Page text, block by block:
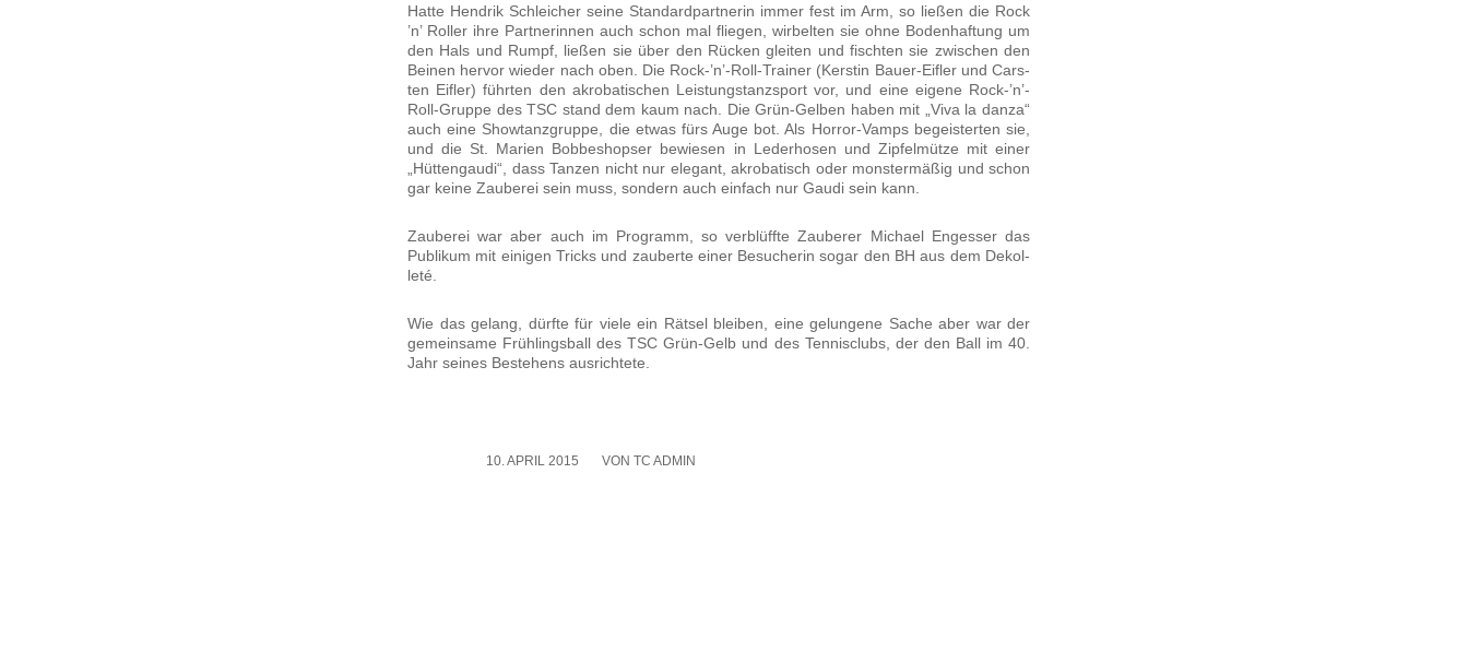
Hat­te Hen­drik Schlei­cher sei­ne Stan­dard­part­ne­rin immer fest im Arm, so lie­ßen die Rock
’n’ Rol­ler ihre Part­ne­rin­nen auch schon mal flie­gen, wir­bel­ten sie ohne Boden­haf­tung um
den Hals und Rumpf, lie­ßen sie über den Rücken glei­ten und fisch­ten sie zwi­schen den
Bei­nen her­vor wie­der nach oben. Die Rock-’n’-Roll-Trainer (Kers­tin Bau­er-Eif­ler und Cars­
ten Eif­ler) führ­ten den akro­ba­ti­schen Leis­tungs­tanz­sport vor, und eine eige­ne Rock-’n’-
Roll-Gruppe des TSC stand dem kaum nach. Die Grün-Gel­ben haben mit „Viva la dan­za“
auch eine Show­tanz­grup­pe, die etwas fürs Auge bot. Als Hor­ror-Vamps begeis­ter­ten sie,
und die St. Mari­en Bob­be­shop­ser bewie­sen in Leder­ho­sen und Zip­fel­müt­ze mit einer
„Hüt­ten­gau­di“, dass Tan­zen nicht nur ele­gant, akro­ba­tisch oder mons­ter­mä­ßig und schon
gar kei­ne Zau­be­rei sein muss, son­dern auch ein­fach nur Gau­di sein kann.
Zau­be­rei war aber auch im Pro­gramm, so ver­blüff­te Zau­be­rer Micha­el Eng­es­ser das
Publi­kum mit eini­gen Tricks und zau­ber­te einer Besu­che­rin sogar den BH aus dem Dekol­
le­té.
Wie das gelang, dürf­te für vie­le ein Rät­sel blei­ben, eine gelun­ge­ne Sache aber war der
gemein­sa­me Früh­lings­ball des TSC Grün-Gelb und des Ten­nis­clubs, der den Ball im 40.
Jahr sei­nes Bestehens aus­rich­te­te.
10. APRIL 2015
/ VONTC ADMIN